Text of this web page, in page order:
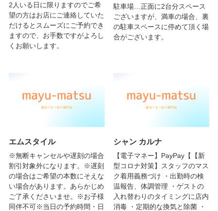
2人いる日に限りますのでご希
望の方はお店にご連絡していた
だけるとスムーズにご予約でき
ますので、お手数ですがよろし
くお願いします。
駐車場…正面に2台分スペース
ございますが、満車の場合、裏
の駐車スペースに停めて頂く場
合がございます。
エムスタイル
※無断キャンセルや遅刻の場合
割引対象外になります。※遅刻
の場合はご希望の本数にそえな
い場合があります。あらかじめ
ご了承くださいませ。※お子様
同伴不可※当日の予約時間・日
シャン カルナ
【電子マネー】PayPay【【新
型コロナ対策】スタッフのマス
ク着用義務づけ ・出勤時の検
温報告、体調管理 ・ゲストの
入れ替わりのタイミングに店内
消毒 ・定期的な換気と除菌 ・